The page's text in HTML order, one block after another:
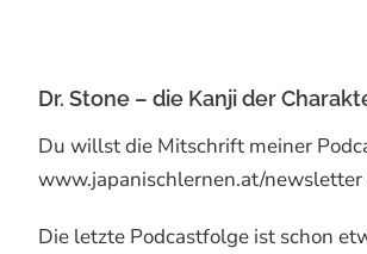
Dr. Stone – die Kanji der
Du willst die Mitschrift meiner
www.japanischlernen.at/
Die letzte Podcastfolge ist schon